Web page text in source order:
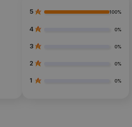
5 100%
4 0%
3 0%
2 0%
1 0%